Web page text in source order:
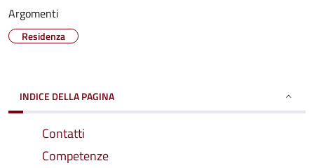
Argomenti
Residenza
INDICE DELLA PAGINA
Contatti
Competenze